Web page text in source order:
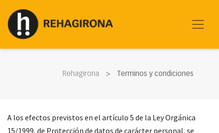
Rehagirona Terminos y condiciones
A los efectos previstos en el artículo 5 de la Ley Orgánica
15/1999, de Protección de datos de carácter personal, se